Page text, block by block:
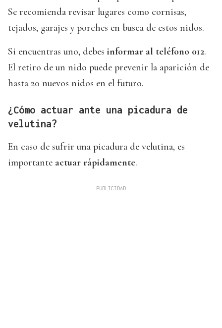
Se recomienda revisar lugares como cornisas,
tejados, garajes y porches en busca de estos nidos.
Si encuentras uno, debes informar al teléfono 012.
El retiro de un nido puede prevenir la aparición de
hasta 20 nuevos nidos en el futuro.
¿Cómo actuar ante una picadura de
velutina?
En caso de sufrir una picadura de velutina, es
importante actuar rápidamente.